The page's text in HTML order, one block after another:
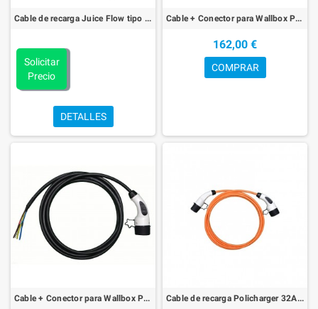
Cable de recarga Juice Flow tipo 2, EN OFERTA ¡¡¡
Solicitar
Precio
DETALLES
Cable + Conector para Wallbox Policharger 32A Tipo 1
162,00 €
COMPRAR
Cable + Conector para Wallbox Policharger 32A Tipo 2 Cable de recarga Policharger 32A Tipo2 - Tipo 2 Trifásico - P3205T2T23F